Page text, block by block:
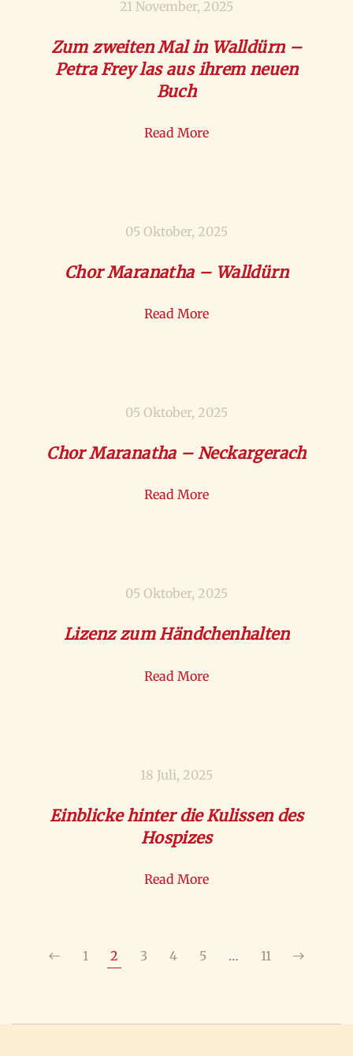
21 November, 2025
Zum zweiten Mal in Walldürn –
Petra Frey las aus ihrem neuen
Buch
Read More
05 Oktober, 2025
Chor Maranatha – Walldürn
Read More
05 Oktober, 2025
Chor Maranatha – Neckargerach
Read More
05 Oktober, 2025
Lizenz zum Händchenhalten
Read More
18 Juli, 2025
Einblicke hinter die Kulissen des
Hospizes
Read More
1 2 3 4 5 … 11